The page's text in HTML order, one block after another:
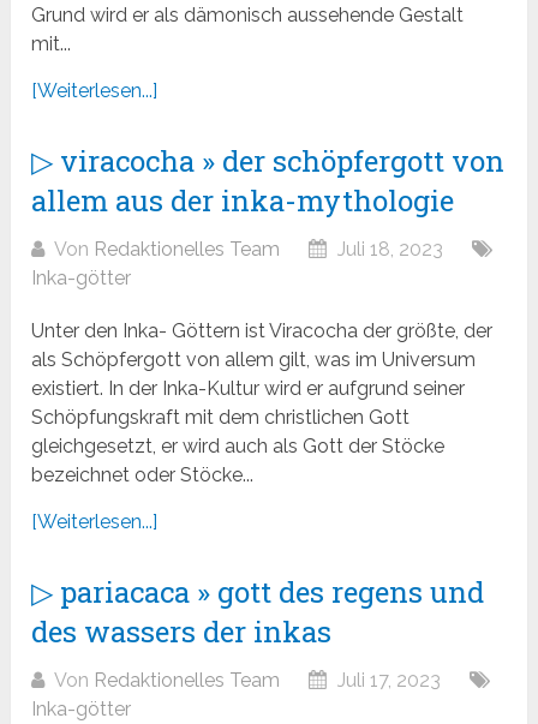
Grund wird er als dämonisch aussehende Gestalt
mit...
[Weiterlesen...]
▷ viracocha » der schöpfergott von
allem aus der inka-mythologie
Von Redaktionelles Team
Juli 18, 2023
Inka-götter
Unter den Inka- Göttern ist Viracocha der größte, der
als Schöpfergott von allem gilt, was im Universum
existiert. In der Inka-Kultur wird er aufgrund seiner
Schöpfungskraft mit dem christlichen Gott
gleichgesetzt, er wird auch als Gott der Stöcke
bezeichnet oder Stöcke...
[Weiterlesen...]
▷ pariacaca » gott des regens und
des wassers der inkas
Von Redaktionelles Team
Juli 17, 2023
Inka-götter